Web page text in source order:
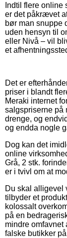
Indtil flere online
er det påkrævet
bør man snuppe
uden hensyn til
eller Nivå – vil
et
Det er
priser i blandt
Meraki internet
salgspriserne på
drenge, og
og endda nogle
Dog kan det
online
Grå, 2 stk.
er i tvivl om at
Du skal alligevel
tilbyder et
kolossalt
på en
mindre omfavnet
falske butikker